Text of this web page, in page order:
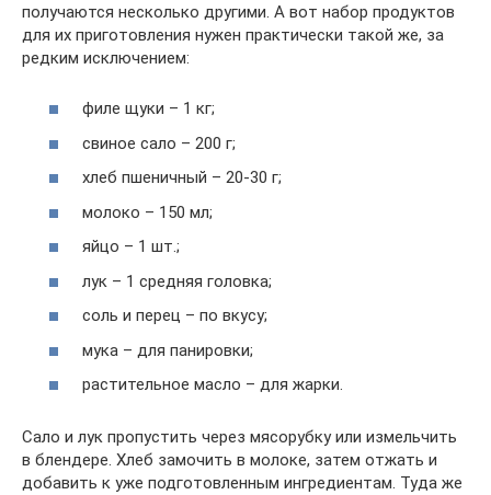
получаются несколько другими. А вот набор продуктов
для их приготовления нужен практически такой же, за
редким исключением:
филе щуки – 1 кг;
свиное сало – 200 г;
хлеб пшеничный – 20-30 г;
молоко – 150 мл;
яйцо – 1 шт.;
лук – 1 средняя головка;
соль и перец – по вкусу;
мука – для панировки;
растительное масло – для жарки.
Сало и лук пропустить через мясорубку или измельчить
в блендере. Хлеб замочить в молоке, затем отжать и
добавить к уже подготовленным ингредиентам. Туда же